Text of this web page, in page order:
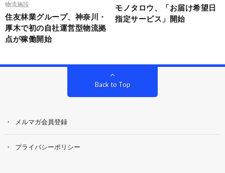
物流施設
住友林業グループ、神奈川・
厚木で初の自社運営型物流拠
点が稼働開始
モノタロウ、「お届け希望日
指定サービス」開始
Back to Top
メルマガ会員登録
プライバシーポリシー